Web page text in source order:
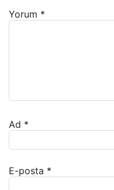
Yorum *
Ad *
E-posta *